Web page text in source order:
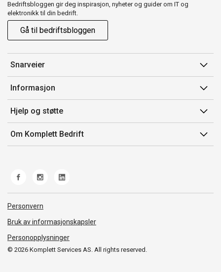
Bedriftsbloggen gir deg inspirasjon, nyheter og guider om IT og
elektronikk til din bedrift.
Gå til bedriftsbloggen
Snarveier
Min side
Ordreoversikt
Mine produkter
Informasjon
Salgsbetingelser
Avtalevilkår for Komplett Bedrift Pluss
Produsenter
Hjelp og støtte
Kontakt oss
Retur
Ofte stilte spørsmål
Om Komplett Bedrift
© 2026 Komplett Services AS. All rights reserved.
Personvern
Bruk av informasjonskapsler
Personopplysninger